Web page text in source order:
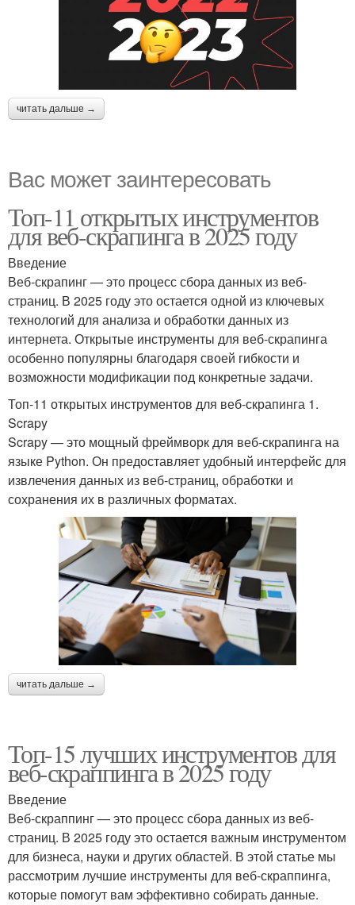
читать дальше →
Вас может заинтересовать
Топ-11 открытых инструментов
для веб-скрапинга в 2025 году
Введение
Веб-скрапинг — это процесс сбора данных из веб-
страниц. В 2025 году это остается одной из ключевых
технологий для анализа и обработки данных из
интернета. Открытые инструменты для веб-скрапинга
особенно популярны благодаря своей гибкости и
возможности модификации под конкретные задачи.
Топ-11 открытых инструментов для веб-скрапинга 1.
Scrapy
Scrapy — это мощный фреймворк для веб-скрапинга на
языке Python. Он предоставляет удобный интерфейс для
извлечения данных из веб-страниц, обработки и
сохранения их в различных форматах.
читать дальше →
Топ-15 лучших инструментов для
веб-скраппинга в 2025 году
Введение
Веб-скраппинг — это процесс сбора данных из веб-
страниц. В 2025 году это остается важным инструментом
для бизнеса, науки и других областей. В этой статье мы
рассмотрим лучшие инструменты для веб-скраппинга,
которые помогут вам эффективно собирать данные.